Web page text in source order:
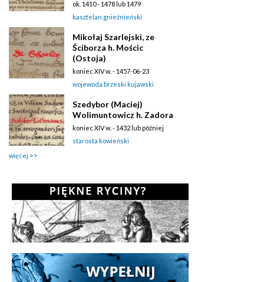
ok. 1410 - 1478 lub 1479
kasztelan gnieźnieński
Mikołaj Szarlejski, ze
Ściborza h. Mościc
(Ostoja)
koniec XIV w. - 1457-06-23
wojewoda brzeski kujawski
Szedybor (Maciej)
Wolimuntowicz h. Zadora
koniec XIV w. - 1432 lub później
starosta kowieński
więcej